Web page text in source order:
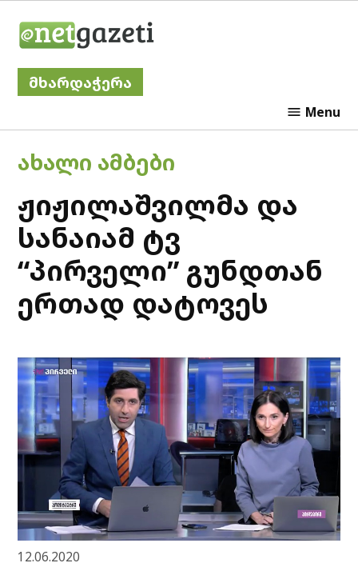
მხარდაჭერა
Menu
POSTED
ᲐᲮᲐᲚᲘ ᲐᲛᲑᲔᲑᲘ
ჟიჟილაშვილმა და
სანაიამ ტვ
“პირველი” გუნდთან
ერთად დატოვეს
12.06.2020